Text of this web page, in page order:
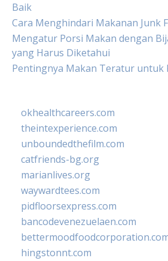
Baik
Cara Menghindari Makanan Junk
Mengatur Porsi Makan dengan
yang Harus Diketahui
Pentingnya Makan Teratur untuk
okhealthcareers.com
theintexperience.com
unboundedthefilm.com
catfriends-bg.org
marianlives.org
waywardtees.com
pidfloorsexpress.com
bancodevenezuelaen.com
hingstonnt.com